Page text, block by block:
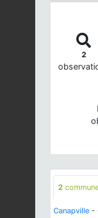
2
2
Canapville -